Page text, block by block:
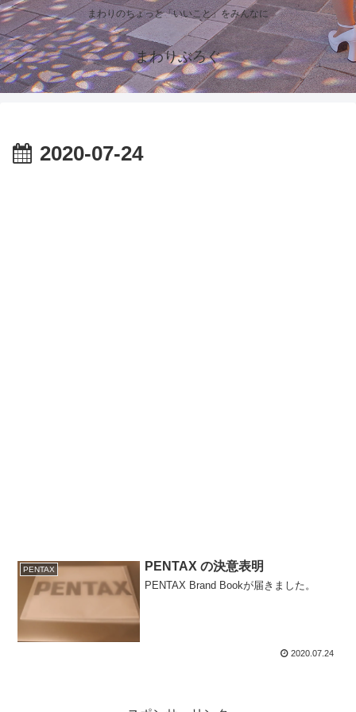
まわりのちょっと「いいこと」をみんなに
まわりぶろぐ
2020-07-24
PENTAX PENTAX の決意表明
PENTAX Brand Bookが届きました。
2020.07.24